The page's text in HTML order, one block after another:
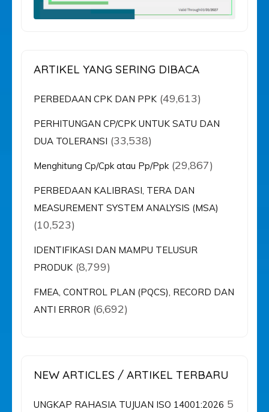
ARTIKEL YANG SERING DIBACA
PERBEDAAN CPK DAN PPK (49,613)
PERHITUNGAN CP/CPK UNTUK SATU DAN
DUA TOLERANSI (33,538)
Menghitung Cp/Cpk atau Pp/Ppk (29,867)
PERBEDAAN KALIBRASI, TERA DAN
MEASUREMENT SYSTEM ANALYSIS (MSA)
(10,523)
IDENTIFIKASI DAN MAMPU TELUSUR
PRODUK (8,799)
FMEA, CONTROL PLAN (PQCS), RECORD DAN
ANTI ERROR (6,692)
NEW ARTICLES / ARTIKEL TERBARU
UNGKAP RAHASIA TUJUAN ISO 14001:2026 5